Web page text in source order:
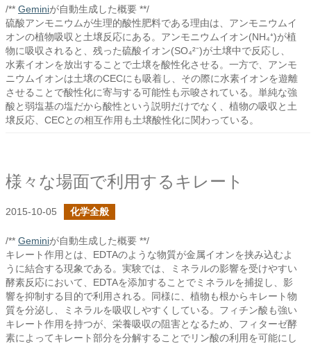
/** Geminiが自動生成した概要 **/
硫酸アンモニウムが生理的酸性肥料である理由は、アンモニウムイ
オンの植物吸収と土壌反応にある。アンモニウムイオン(NH₄⁺)が植
物に吸収されると、残った硫酸イオン(SO₄²⁻)が土壌中で反応し、
水素イオンを放出することで土壌を酸性化させる。一方で、アンモ
ニウムイオンは土壌のCECにも吸着し、その際に水素イオンを遊離
させることで酸性化に寄与する可能性も示唆されている。単純な強
酸と弱塩基の塩だから酸性という説明だけでなく、植物の吸収と土
壌反応、CECとの相互作用も土壌酸性化に関わっている。
様々な場面で利用するキレート
2015-10-05 化学全般
/** Geminiが自動生成した概要 **/
キレート作用とは、EDTAのような物質が金属イオンを挟み込むよ
うに結合する現象である。実験では、ミネラルの影響を受けやすい
酵素反応において、EDTAを添加することでミネラルを捕捉し、影
響を抑制する目的で利用される。同様に、植物も根からキレート物
質を分泌し、ミネラルを吸収しやすくしている。フィチン酸も強い
キレート作用を持つが、栄養吸収の阻害となるため、フィターゼ酵
素によってキレート部分を分解することでリン酸の利用を可能にし